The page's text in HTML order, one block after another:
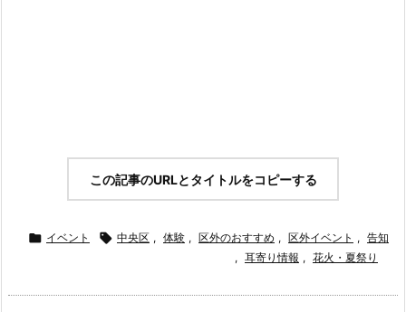
この記事のURLとタイトルをコピーする
 イベント  中央区 , 体験 , 区外のおすすめ , 区外イベント , 告知
, 耳寄り情報 , 花火・夏祭り